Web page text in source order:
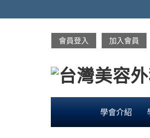
會員登入 加入會員
學會介紹